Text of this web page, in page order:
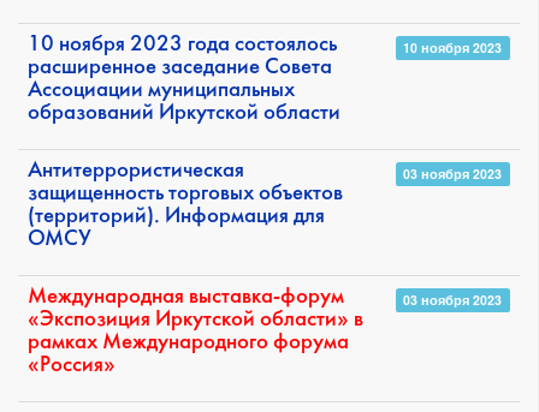
10 ноября 2023 года состоялось
расширенное заседание Совета
Ассоциации муниципальных
образований Иркутской области
10 ноября 2023
Антитеррористическая
защищенность торговых объектов
(территорий). Информация для
ОМСУ
03 ноября 2023
Международная выставка-форум
«Экспозиция Иркутской области» в
рамках Международного форума
«Россия»
03 ноября 2023